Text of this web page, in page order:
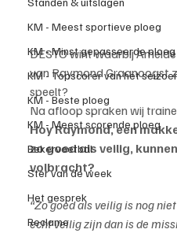
KM - Meest sportieve ploeg
KM - Minst gepasseerde ploeg
KM - Topscorer van het
KM - Beste ploeg
KM - Meest scorende ploeg
Bekervoetbal
Ster van de week
Het gesprek
Reclame
DESTO wint waarbij
van Raymond Graanoogst
speelt?
Na afloop spraken wij
Hoy Raymond, een
zo goed als veilig,
volbracht?
“Zo goed als veilig is nog
echt veilig zijn dan is de